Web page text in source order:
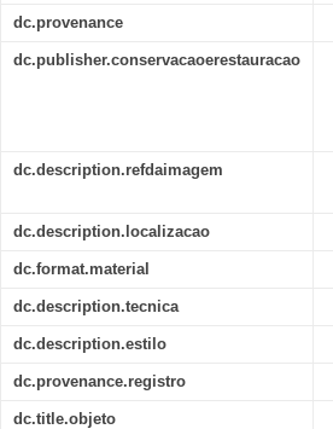
dc.provenance
dc.publisher.conservacaoerestauracao
dc.description.refdaimagem
dc.description.localizacao
dc.format.material
dc.description.tecnica
dc.description.estilo
dc.provenance.registro
dc.title.objeto